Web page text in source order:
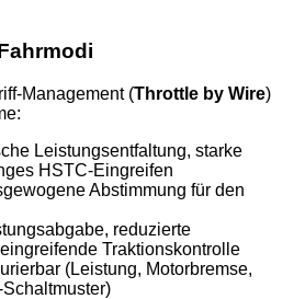
Management (Throttle by Wire)
Leistungsentfaltung, starke
HSTC-Eingreifen
Abstimmung für den
reduzierte
Traktionskontrolle
(Leistung, Motorbremse,